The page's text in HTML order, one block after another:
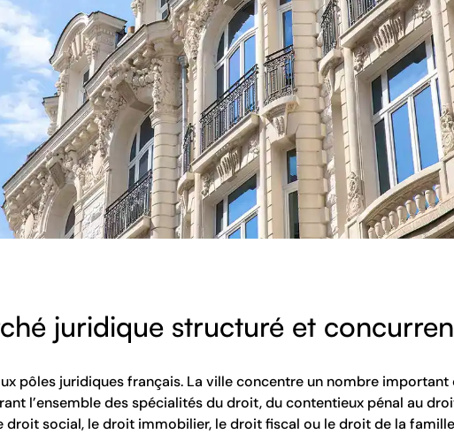
juridique structuré et
pôles juridiques français. La ville concentre un nombre important
l’ensemble des spécialités du droit, du contentieux pénal au
droit social, le droit immobilier, le droit fiscal ou le droit de la